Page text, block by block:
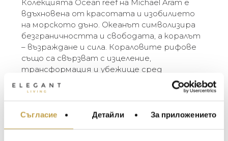
Съгласие Детайли За приложението
Колекцията Ocean reef на Michael Aram е
вдъхновена от красотата и изобилието
на морското дъно. Океанът символизира
безграничността и свободата, а коралът
– възраждане и сила. Кораловите рифове
също са свързват с изцеление,
трансформация и убежище сред
промените.
inspired by the bounty and beauty found on the
МЕБЕЛИ ЗА ДОМА И